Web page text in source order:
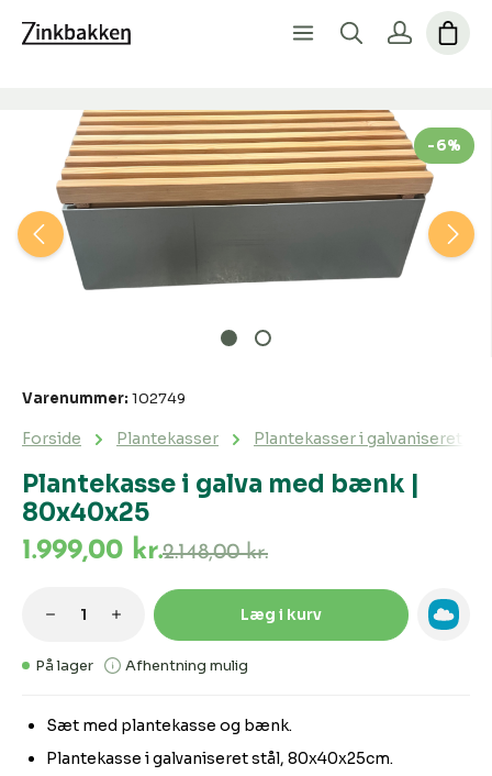
Spring over billedgalleri
-6%
Plantekasse i galva med bænk |
80x40x25
Forside Plantekasser Plantekasser i galvaniseret
Varenummer: 102749
Sæt med plantekasse og bænk.
Plantekasse i galvaniseret stål, 80x40x25cm.
1.999,00 kr.2.148,00 kr.
På lager Afhentning mulig
Produktmængde: Indtast den
Læg i kurv